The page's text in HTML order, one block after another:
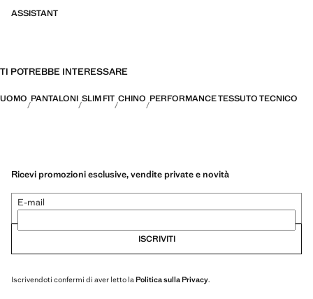
ASSISTANT
TI POTREBBE INTERESSARE
UOMO PANTALONI SLIM FIT CHINO PERFORMANCE TESSUTO TECNICO
Ricevi promozioni esclusive, vendite private e novità
E-mail
ISCRIVITI
Iscrivendoti confermi di aver letto la Politica sulla Privacy.